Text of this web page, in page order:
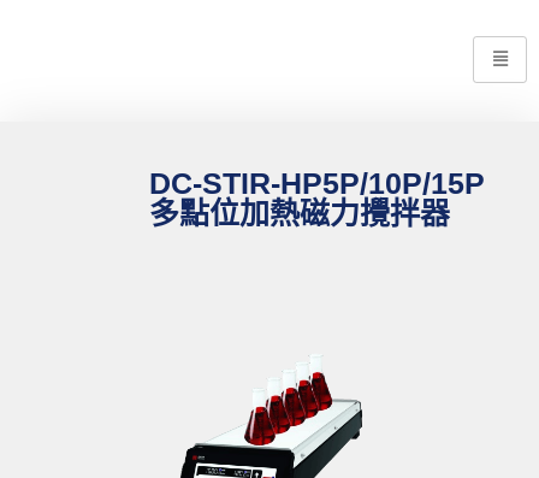
DC-STIR-HP5P/10P/15P
多點位加熱磁力攪拌器